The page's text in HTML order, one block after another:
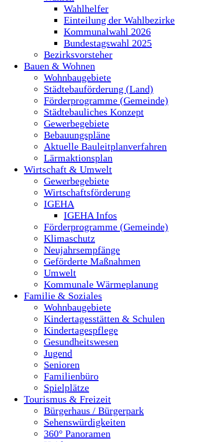
Wahlhelfer
Einteilung der Wahlbezirke
Kommunalwahl 2026
Bundestagswahl 2025
Bezirksvorsteher
Bauen & Wohnen
Wohnbaugebiete
Städtebauförderung (Land)
Förderprogramme (Gemeinde)
Städtebauliches Konzept
Gewerbegebiete
Bebauungspläne
Aktuelle Bauleitplanverfahren
Lärmaktionsplan
Wirtschaft & Umwelt
Gewerbegebiete
Wirtschaftsförderung
IGEHA
IGEHA Infos
Förderprogramme (Gemeinde)
Klimaschutz
Neujahrsempfänge
Geförderte Maßnahmen
Umwelt
Kommunale Wärmeplanung
Familie & Soziales
Wohnbaugebiete
Kindertagesstätten & Schulen
Kindertagespflege
Gesundheitswesen
Jugend
Senioren
Familienbüro
Spielplätze
Tourismus & Freizeit
Bürgerhaus / Bürgerpark
Sehenswürdigkeiten
360° Panoramen